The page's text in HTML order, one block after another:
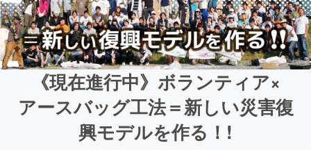
《現在進行中》ボランティア×
アースバッグ工法＝新しい災害復
興モデルを作る！!